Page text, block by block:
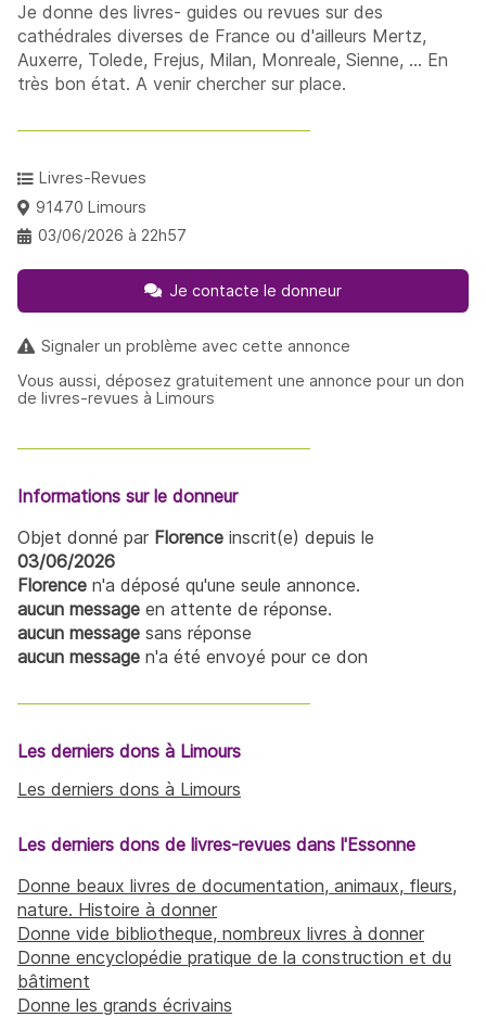
Je donne des livres- guides ou revues sur des
cathédrales diverses de France ou d'ailleurs Mertz,
Auxerre, Tolede, Frejus, Milan, Monreale, Sienne, ... En
très bon état. A venir chercher sur place.
Livres-Revues
91470 Limours
03/06/2026 à 22h57
Je contacte le donneur
Signaler un problème avec cette annonce
Vous aussi, déposez gratuitement une annonce pour un don
de livres-revues à Limours
Informations sur le donneur
Objet donné par Florence inscrit(e) depuis le
03/06/2026
Florence n'a déposé qu'une seule annonce.
aucun message en attente de réponse.
aucun message sans réponse
aucun message n'a été envoyé pour ce don
Les derniers dons à Limours
Les derniers dons à Limours
Les derniers dons de livres-revues dans l'Essonne
Donne beaux livres de documentation, animaux, fleurs,
nature. Histoire à donner
Donne vide bibliotheque, nombreux livres à donner
Donne encyclopédie pratique de la construction et du
bâtiment
Donne les grands écrivains